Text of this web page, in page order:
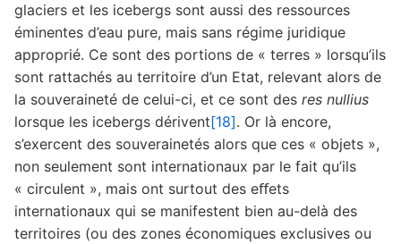
glaciers et les icebergs sont aussi des ressources
éminentes d’eau pure, mais sans régime juridique
approprié. Ce sont des portions de « terres » lorsqu’ils
sont rattachés au territoire d’un Etat, relevant alors de
la souveraineté de celui-ci, et ce sont des res nullius
lorsque les icebergs dérivent[18]. Or là encore,
s’exercent des souverainetés alors que ces « objets »,
non seulement sont internationaux par le fait qu’ils
« circulent », mais ont surtout des eﬀets
internationaux qui se manifestent bien au-delà des
territoires (ou des zones économiques exclusives ou